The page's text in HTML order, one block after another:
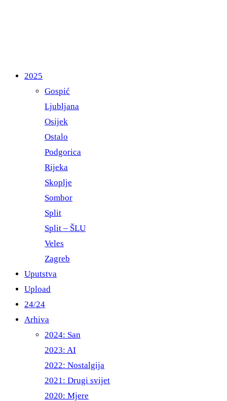
2025
Gospić
Ljubljana
Osijek
Ostalo
Podgorica
Rijeka
Skoplje
Sombor
Split
Split – ŠLU
Veles
Zagreb
Uputstva
Upload
24/24
Arhiva
2024: San
2023: AI
2022: Nostalgija
2021: Drugi svijet
2020: Mjere